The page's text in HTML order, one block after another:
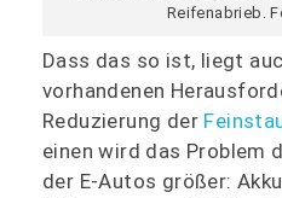
Reifenabrieb.
Dass das so ist, liegt
vorhandenen
Reduzierung der
einen wird das Problem
der E-Autos größer: